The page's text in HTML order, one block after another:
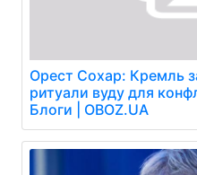
Орест Сохар: Кремль
ритуали вуду для
Блоги | OBOZ.UA